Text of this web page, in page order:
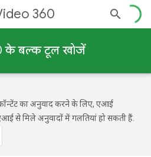
360
के बल्क टूल खोजें
का अनुवाद करने के लिए, एआई
से मिले अनुवादों में गलतियां हो सकती हैं.